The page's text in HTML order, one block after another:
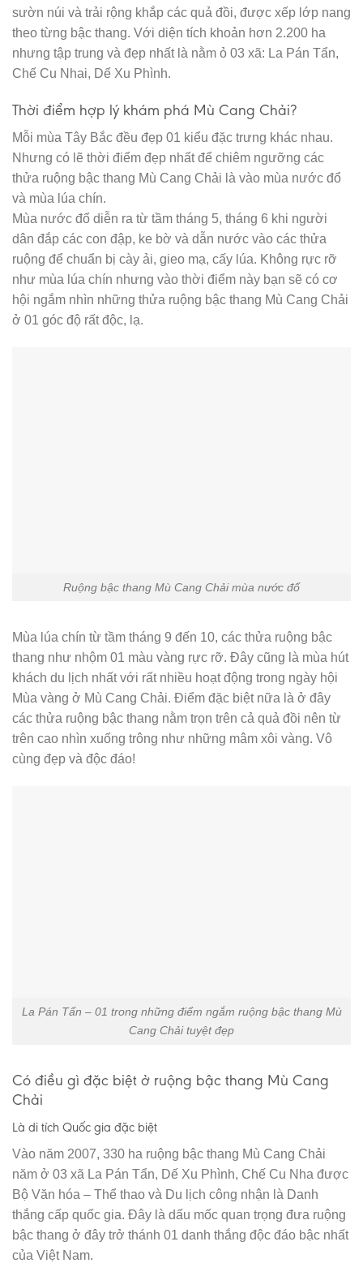
sườn núi và trải rộng khắp các quả đồi, được xếp lớp nang
theo từng bậc thang. Với diện tích khoản hơn 2.200 ha
nhưng tập trung và đẹp nhất là nằm ỏ 03 xã: La Pán Tẩn,
Chế Cu Nhai, Dế Xu Phình.
Thời điểm hợp lý khám phá Mù Cang Chải?
Mỗi mùa Tây Bắc đều đẹp 01 kiểu đặc trưng khác nhau.
Nhưng có lẽ thời điểm đẹp nhất để chiêm ngưỡng các
thửa ruộng bậc thang Mù Cang Chải là vào mùa nước đổ
và mùa lúa chín.
Mùa nước đổ diễn ra từ tầm tháng 5, tháng 6 khi người
dân đắp các con đập, ke bờ và dẫn nước vào các thửa
ruộng để chuẩn bị cày ải, gieo mạ, cấy lúa. Không rực rỡ
như mùa lúa chín nhưng vào thời điểm này bạn sẽ có cơ
hội ngắm nhìn những thửa ruộng bậc thang Mù Cang Chải
ở 01 góc độ rất độc, lạ.
Ruộng bậc thang Mù Cang Chải mùa nước đổ
Mùa lúa chín từ tầm tháng 9 đến 10, các thửa ruộng bậc
thang như nhộm 01 màu vàng rực rỡ. Đây cũng là mùa hút
khách du lịch nhất với rất nhiều hoạt động trong ngày hội
Mùa vàng ở Mù Cang Chải. Điểm đặc biệt nữa là ở đây
các thửa ruộng bậc thang nằm trọn trên cả quả đồi nên từ
trên cao nhìn xuống trông như những mâm xôi vàng. Vô
cùng đẹp và độc đáo!
La Pán Tẩn – 01 trong những điểm ngắm ruộng bậc thang Mù
Cang Chải tuyệt đẹp
Có điều gì đặc biệt ở ruộng bậc thang Mù Cang
Chải
Là di tích Quốc gia đặc biệt
Vào năm 2007, 330 ha ruộng bậc thang Mù Cang Chải
năm ở 03 xã La Pán Tẩn, Dế Xu Phình, Chế Cu Nha được
Bộ Văn hóa – Thể thao và Du lịch công nhận là Danh
thắng cấp quốc gia. Đây là dấu mốc quan trọng đưa ruộng
bậc thang ở đây trở thánh 01 danh thắng độc đáo bậc nhất
của Việt Nam.